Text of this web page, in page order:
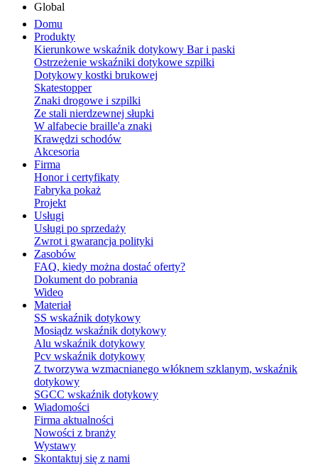
Global
Domu
Produkty
Kierunkowe wskaźnik dotykowy Bar i paski
Ostrzeżenie wskaźniki dotykowe szpilki
Dotykowy kostki brukowej
Skatestopper
Znaki drogowe i szpilki
Ze stali nierdzewnej słupki
W alfabecie braille'a znaki
Krawędzi schodów
Akcesoria
Firma
Honor i certyfikaty
Fabryka pokaż
Projekt
Usługi
Usługi po sprzedaży
Zwrot i gwarancja polityki
Zasobów
FAQ, kiedy można dostać oferty?
Dokument do pobrania
Wideo
Materiał
SS wskaźnik dotykowy
Mosiądz wskaźnik dotykowy
Alu wskaźnik dotykowy
Pcv wskaźnik dotykowy
Z tworzywa wzmacnianego włóknem szklanym, wskaźnik
dotykowy
SGCC wskaźnik dotykowy
Wiadomości
Firma aktualności
Nowości z branży
Wystawy
Skontaktuj się z nami